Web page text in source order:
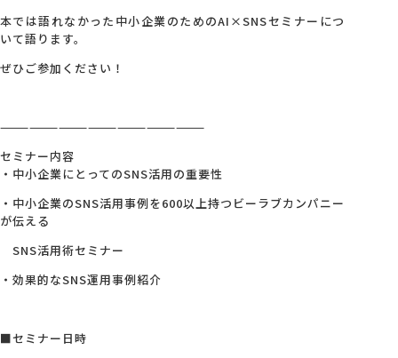
本では語れなかった中小企業のためのAI×SNSセミナーにつ
いて語ります。
ぜひご参加ください！
—————————————————————
セミナー内容
・中小企業にとってのSNS活用の重要性
・中小企業のSNS活用事例を600以上持つビーラブカンパニー
が伝える
SNS活用術セミナー
・効果的なSNS運用事例紹介
■セミナー日時